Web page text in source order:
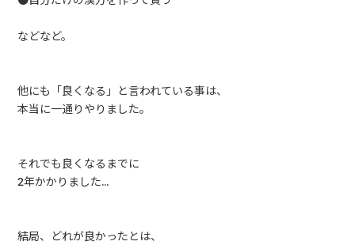
などなど。
他にも「良くなる」と言われている事は、
本当に一通りやりました。
それでも良くなるまでに
2年かかりました…
結局、どれが良かったとは、